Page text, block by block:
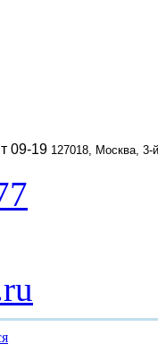
09-19 127018, Москва,